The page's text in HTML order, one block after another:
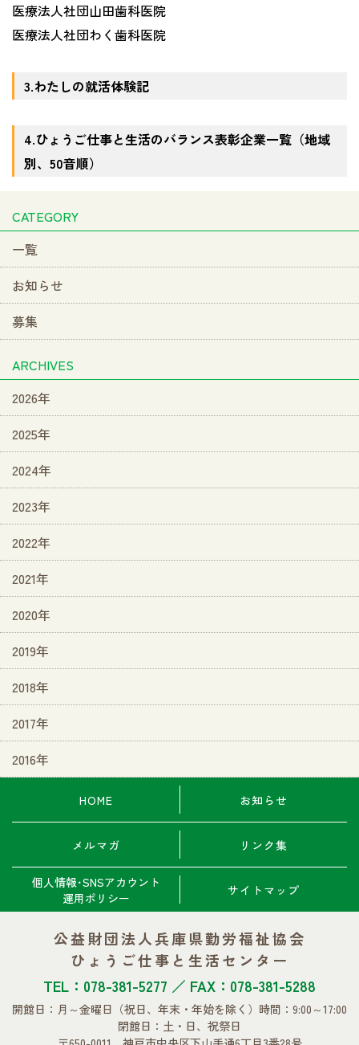
医療法人社団山田歯科医院
医療法人社団わく歯科医院
3.わたしの就活体験記
4.ひょうご仕事と生活のバランス表彰企業一覧（地域
別、50音順）
CATEGORY
一覧
お知らせ
募集
ARCHIVES
2026年
2025年
2024年
2023年
2022年
2021年
2020年
2019年
2018年
2017年
2016年
HOME お知らせ
メルマガ リンク集
個人情報･SNSアカウント
運用ポリシー
サイトマップ
公益財団法人兵庫県勤労福祉協会
ひょうご仕事と生活センター
TEL：078-381-5277 ／ FAX：078-381-5288
開館日：月～金曜日 （祝日、年末・年始を除く） 時間：9:00～17:00
閉館日：土・日、祝祭日